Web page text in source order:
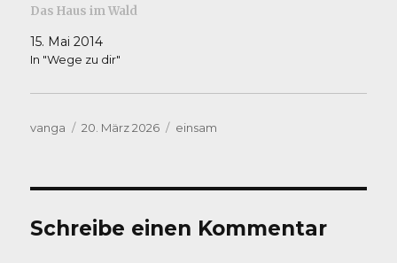
Das Haus im Wald
15. Mai 2014
In "Wege zu dir"
Autor
vanga
Veröffentlicht
20. März 2026 Kategorien
einsam
Schreibe einen Kommentar